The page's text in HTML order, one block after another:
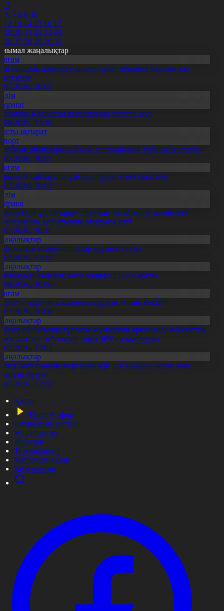
3
6 7 8 9 10
12 13 14 15 16 17
19 20 21 22 23 24
26 27 28 29 30 31
жаңалықтар
салалық дәрігерге қаралу үшін терапевт жолдамасы
емес
20:05
Қазақстан өсімдіктерін зерттеп жүр
17:30
ақпарат
ойындары – 2026» халықаралық турнирі басталды
10:01
сайлауына үміткерлердің тізімі бекітілді
20:03
ұрпақтары» грантын тағайындау жөніндегі
қорытынды отырысы өтті
20:11
теміржолшылар марапатталды
17:15
отандық өнім өндірісі 1,5 есе артты
20:06
партиясы кандидаттардың тізімін бекітті
20:08
облысында тұрақты жұмыстың арқасында әлеуметтік
алатын отбасылар саны 50%-ға қысқарды
17:03
облысының жүргізушілері 170 мыңнан астам жол
бұзған
17:02
Басты
Тікелей эфир
Бағдарлама кестесі
Жаңалықтар
Жобалар
Телехикаялар
Мультсериалдар
Видеоархив